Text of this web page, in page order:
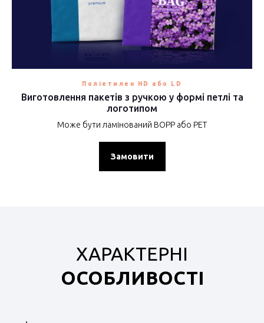
Поліетилен HD або LD
Виготовлення пакетів з ручкою у формі петлі та
логотипом
Може бути ламінований BOPP або РЕТ
Замовити
ХАРАКТЕРНІ
ОСОБЛИВОСТІ